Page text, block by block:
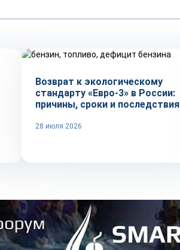
Возврат к экологическому
стандарту «Евро-3» в России:
причины, сроки и последствия
28 июля 2026